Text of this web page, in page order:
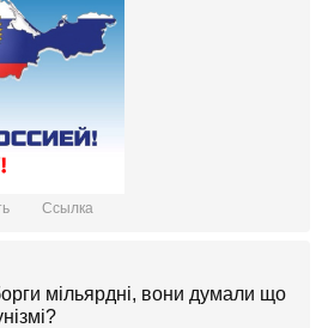
Ссылка
мільярдні, вони думали що